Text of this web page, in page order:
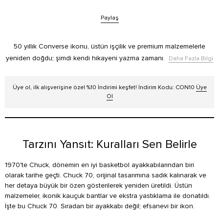
Paylaş
50 yıllık Converse ikonu, üstün işçilik ve premium malzemelerle
yeniden doğdu; şimdi kendi hikayeni yazma zamanı.
Daha Fazla Bilgi
Üye ol, ilk alışverişine özel %10 İndirimi keşfet! İndirim Kodu: CON10 Üye
Ol
Tarzını Yansıt: Kuralları Sen Belirle
1970'te Chuck, dönemin en iyi basketbol ayakkabılarından biri
olarak tarihe geçti. Chuck 70, orijinal tasarımına sadık kalınarak ve
her detaya büyük bir özen gösterilerek yeniden üretildi. Üstün
malzemeler, ikonik kauçuk bantlar ve ekstra yastıklama ile donatıldı.
İşte bu Chuck 70. Sıradan bir ayakkabı değil; efsanevi bir ikon.